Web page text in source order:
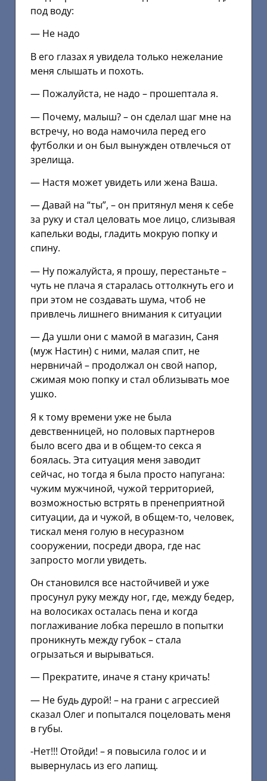
под воду:
— Не надо
В его глазах я увидела только нежелание
меня слышать и похоть.
— Пожалуйста, не надо – прошептала я.
— Почему, малыш? – он сделал шаг мне на
встречу, но вода намочила перед его
футболки и он был вынужден отвлечься от
зрелища.
— Настя может увидеть или жена Ваша.
— Давай на “ты”, – он притянул меня к себе
за руку и стал целовать мое лицо, слизывая
капельки воды, гладить мокрую попку и
спину.
— Ну пожалуйста, я прошу, перестаньте –
чуть не плача я старалась оттолкнуть его и
при этом не создавать шума, чтоб не
привлечь лишнего внимания к ситуации
— Да ушли они с мамой в магазин, Саня
(муж Настин) с ними, малая спит, не
нервничай – продолжал он свой напор,
сжимая мою попку и стал облизывать мое
ушко.
Я к тому времени уже не была
девственницей, но половых партнеров
было всего два и в общем-то секса я
боялась. Эта ситуация меня заводит
сейчас, но тогда я была просто напугана:
чужим мужчиной, чужой территорией,
возможностью встрять в пренеприятной
ситуации, да и чужой, в общем-то, человек,
тискал меня голую в несуразном
сооружении, посреди двора, где нас
запросто могли увидеть.
Он становился все настойчивей и уже
просунул руку между ног, где, между бедер,
на волосиках осталась пена и когда
поглаживание лобка перешло в попытки
проникнуть между губок – стала
огрызаться и вырываться.
— Прекратите, иначе я стану кричать!
— Не будь дурой! – на грани с агрессией
сказал Олег и попытался поцеловать меня
в губы.
-Нет!!! Отойди! – я повысила голос и и
вывернулась из его лапищ.